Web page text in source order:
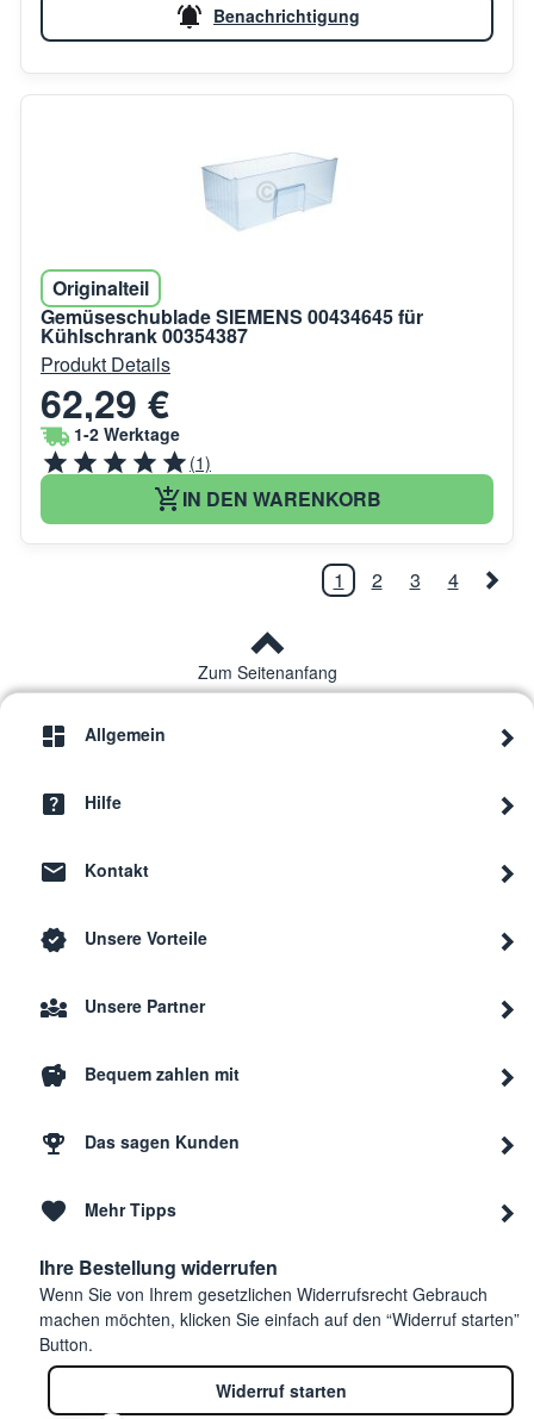
Benachrichtigung
Originalteil
Gemüseschublade SIEMENS 00434645 für
Kühlschrank 00354387
Produkt Details
62,29 €
1-2 Werktage
(1)
IN DEN WARENKORB
1 2 3 4
Zum Seitenanfang
Allgemein
Hilfe
Kontakt
Unsere Vorteile
Unsere Partner
Bequem zahlen mit
Das sagen Kunden
Mehr Tipps
Ihre Bestellung widerrufen
Wenn Sie von Ihrem gesetzlichen Widerrufsrecht Gebrauch
machen möchten, klicken Sie einfach auf den “Widerruf starten”
Button.
Widerruf starten